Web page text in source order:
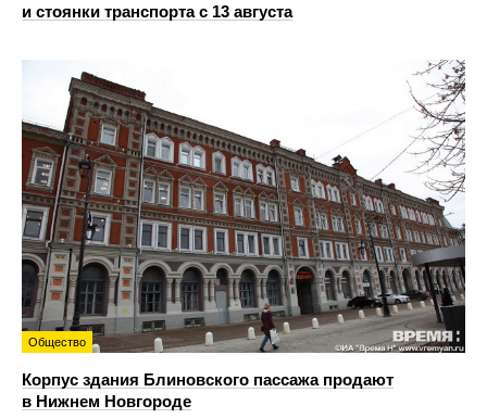
и стоянки транспорта с 13 августа
Общество
Корпус здания Блиновского пассажа продают
в Нижнем Новгороде